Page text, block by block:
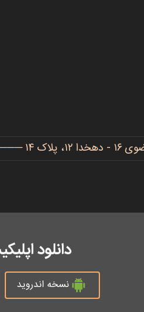
دانلود
نسخه اندروید